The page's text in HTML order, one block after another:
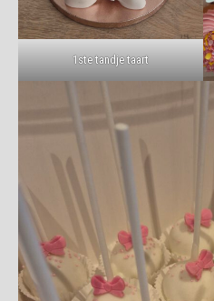
1ste tandje taart